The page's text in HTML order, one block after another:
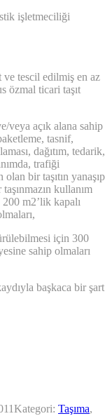
işletmeciliği
ve tescil edilmiş en az
özmal ticari taşıt
veya açık alana sahip
tasnif,
dağıtım, tedarik,
trafiği
bir taşıtın yanaşıp
kullanım
m2’lik kapalı
için 300
sahip olmaları
başkaca bir şart
Kategori: Taşıma,